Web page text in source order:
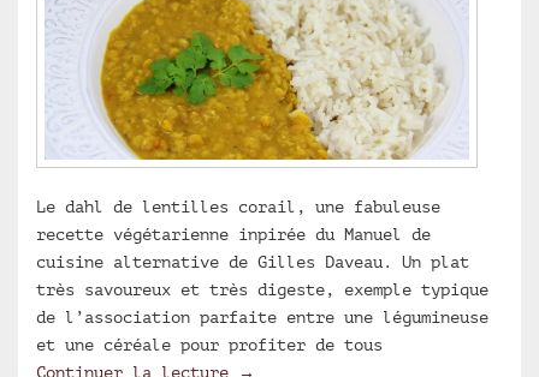
Le dahl de lentilles corail, une fabuleuse
recette végétarienne inpirée du Manuel de
cuisine alternative de Gilles Daveau. Un plat
très savoureux et très digeste, exemple typique
de l’association parfaite entre une légumineuse
et une céréale pour profiter de tous
Continuer la lecture
Dahl de lentilles corail au lait
→